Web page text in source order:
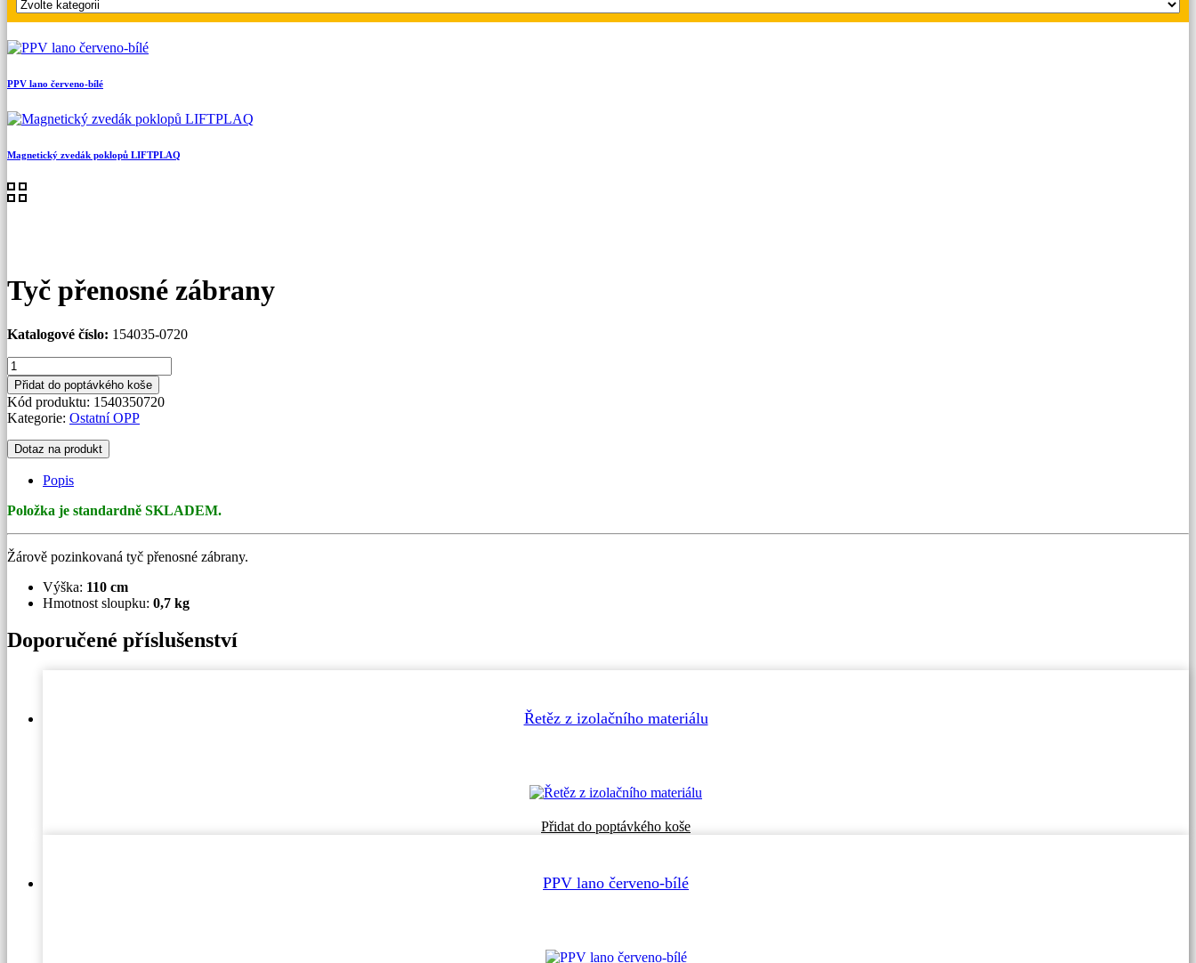
PPV lano červeno-bílé
Magnetický zvedák poklopů LIFTPLAQ
Tyč přenosné zábrany
Katalogové číslo: 154035-0720
Tyč
přenosné
zábrany
množství
Přidat do poptávkého koše
Kód produktu: 1540350720
Kategorie: Ostatní OPP
Dotaz na produkt
Popis
Položka je standardně SKLADEM.
Žárově pozinkovaná tyč přenosné zábrany.
Výška: 110 cm
Hmotnost sloupku: 0,7 kg
Doporučené příslušenství
Řetěz z izolačního materiálu
Přidat do poptávkého koše
PPV lano červeno-bílé